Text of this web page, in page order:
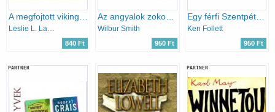
Leslie L. Lawrence
840 Ft
Wilbur Smith
950 Ft
Egy férfi Szentpétervárról
Ken Follett
950 Ft
PARTNER PARTNER